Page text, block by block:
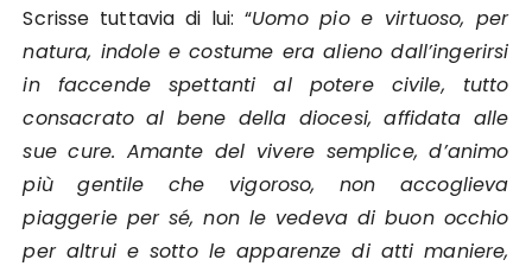
Scrisse tuttavia di lui: “Uomo pio e virtuoso, per
natura, indole e costume era alieno dall’ingerirsi
in faccende spettanti al potere civile, tutto
consacrato al bene della diocesi, affidata alle
sue cure. Amante del vivere semplice, d’animo
più gentile che vigoroso, non accoglieva
piaggerie per sé, non le vedeva di buon occhio
per altrui e sotto le apparenze di atti maniere,